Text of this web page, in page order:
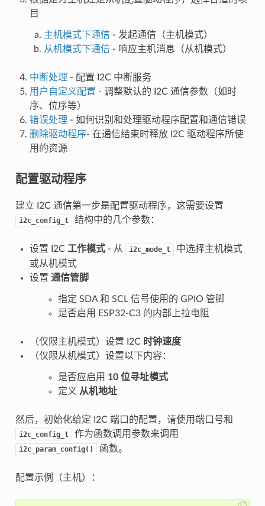
目
主机模式下通信- 发起通信（主机模式）
从机模式下通信- 响应主机消息（从机模式）
中断处理 - 配置 I2C 中断服务
用户自定义配置 - 调整默认的 I2C 通信参数（如时
序、位序等）
错误处理 - 如何识别和处理驱动程序配置和通信错误
删除驱动程序- 在通信结束时释放 I2C 驱动程序所使
用的资源
配置驱动程序
建立 I2C 通信第一步是配置驱动程序，这需要设置
i2c_config_t 结构中的几个参数：
设置 I2C 工作模式- 从 i2c_mode_t
中选择主机模式
或从机模式
设置 通信管脚
指定 SDA 和 SCL 信号使用的 GPIO 管脚
是否启用 ESP32-C3 的内部上拉电阻
（仅限主机模式）设置 I2C 时钟速度
（仅限从机模式）设置以下内容：
是否应启用 10 位寻址模式
定义 从机地址
然后，初始化给定 I2C 端口的配置，请使用端口号和
i2c_config_t 作为函数调用参数来调用
i2c_param_config() 函数。
配置示例（主机）：